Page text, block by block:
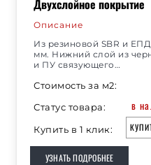
Двухслойное покрытие
Описание
Из резиновой SBR и
мм. Нижний слой из
и ПУ связующего…
Стоимость за м2:
Статус товара:
в
Купить в 1 клик:
УЗНАТЬ ПОДРОБНЕЕ